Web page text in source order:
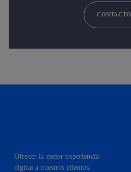
CONTACTO
Ofrecer la mejor experiencia
digital a nuestros clientes.